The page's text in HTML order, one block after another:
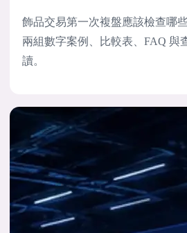
飾品交易第一次複盤應該檢查哪
兩組數字案例、比較表、FAQ 與
讀。